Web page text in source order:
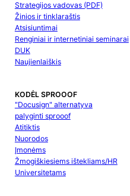
Strategijos vadovas (PDF)
Žinios ir tinklaraštis
Atsisiuntimai
Renginiai ir internetiniai seminarai
DUK
Naujienlaiškis
KODĖL SPROOOF
"Docusign" alternatyva
palyginti sprooof
Atitiktis
Nuorodos
Įmonėms
Žmogiškiesiems ištekliams/HR
Universitetams